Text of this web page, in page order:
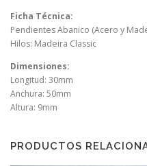
Ficha Técnica:
Pendientes Abanico (Acero y
Hilos: Madeira Classic
Dimensiones:
Longitud: 30mm
Anchura: 50mm
Altura: 9mm
PRODUCTOS